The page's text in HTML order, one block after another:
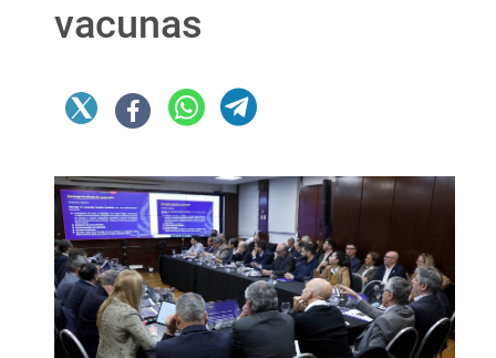
vacunas